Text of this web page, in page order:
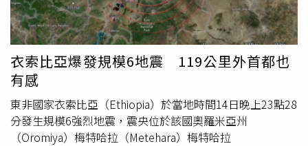
問題。除了飲用水與農業用水，冰川對於水力發電也至關重
要。例如冰島70％電力來自水力發電，而冰川融水正是當地
的關鍵能源來源。類似情況亦出現在安第斯山脈與歐洲瑞士
等地，仰賴冰川的水資源穩定當地電力供應。上述研究發表
於國際知名期刊《自然》（Nature），屬於大型計畫
「Glambie」的一部分。該計畫綜合分析現場測量數據、光
學與雷達衛星數據，以及雷射測量技術，提供全球冰川變化
的詳細評估。研究團隊也談及，冰川消融是繼海洋暖化之
後，全球海平面上升的第二大因素，對氣候變遷的影響不容
衣索比亞爆發規模6地震 119公里外首都也
有感
東非國家衣索比亞（Ethiopia）於當地時間14日晚上23點28
分發生規模6強烈地震，震央位於該國奧羅米亞州
（Oromiya）梅特哈拉（Metehara）梅特哈拉